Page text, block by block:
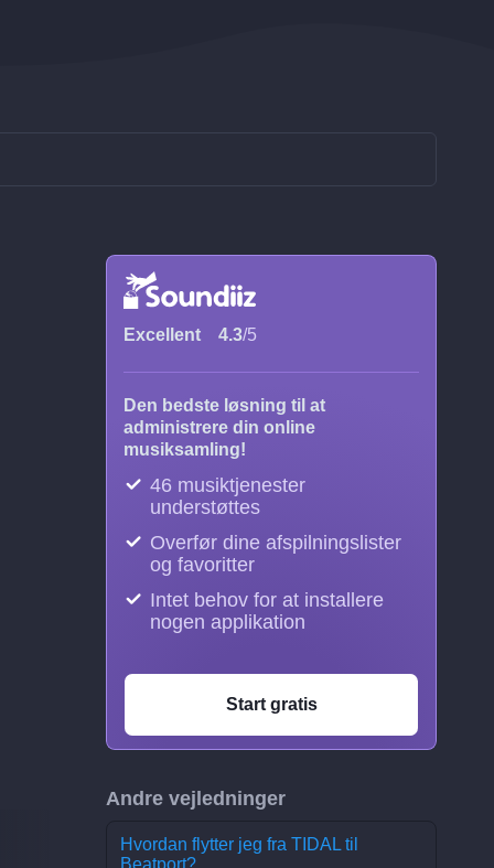
Excellent 4.3/5
Den bedste løsning til at
administrere din online
musiksamling!
46 musiktjenester
understøttes
Overfør dine afspilningslister
og favoritter
Intet behov for at installere
nogen applikation
Start gratis
Andre vejledninger
Hvordan flytter jeg fra TIDAL til
Beatport?